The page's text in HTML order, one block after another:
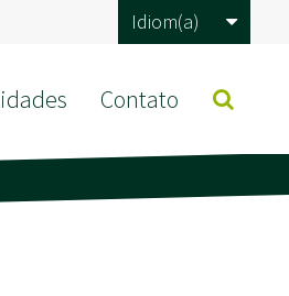
Idiom(a)
Contato